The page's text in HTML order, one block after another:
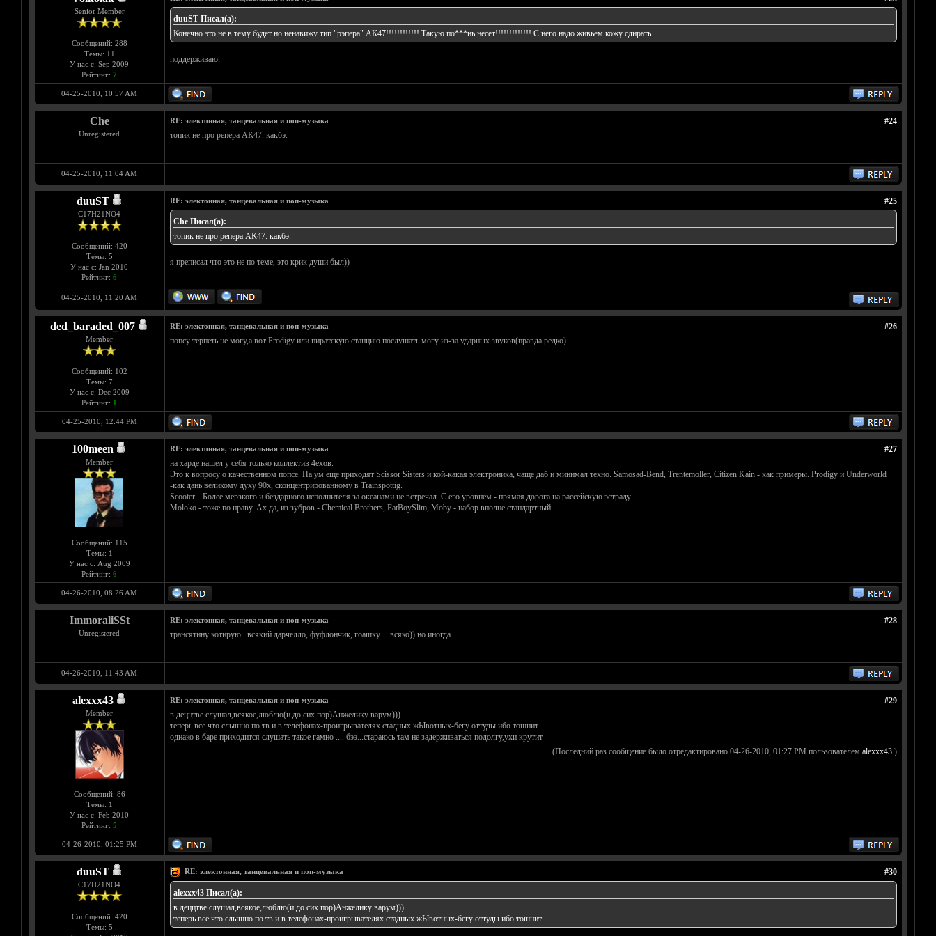
Senior Member
Сообщений: 288
Темы: 11
У нас с: Sep 2009
Рейтинг: 7
duuST Писал(а):
Конечно это не в тему будет но ненавижу тип "рэпера" АК47!!!!!!!!!!!! Такую по***нь несет!!!!!!!!!!!!! С него надо живьем кожу сдирать
поддерживаю.
04-25-2010, 10:57 AM
Che
Unregistered
#24
RE: электонная, танцевальная и поп-музыка
топик не про репера АК47. какбэ.
04-25-2010, 11:04 AM
duuST
С17H21NO4
Сообщений: 420
Темы: 5
У нас с: Jan 2010
Рейтинг: 6
#25
RE: электонная, танцевальная и поп-музыка
Che Писал(а):
топик не про репера АК47. какбэ.
я преписал что это не по теме, это крик души был))
04-25-2010, 11:20 AM
ded_baraded_007
Member
Сообщений: 102
Темы: 7
У нас с: Dec 2009
Рейтинг: 1
#26
RE: электонная, танцевальная и поп-музыка
попсу терпеть не могу,а вот Prodigy или пиратскую станцию послушать могу из-за ударных звуков(правда редко)
04-25-2010, 12:44 PM
100meen
Member
Сообщений: 115
Темы: 1
У нас с: Aug 2009
Рейтинг: 6
#27
RE: электонная, танцевальная и поп-музыка
на харде нашел у себя только коллектив 4ехов.
Это к вопросу о качественном попсе. На ум еще приходят Scissor Sisters и кой-какая электроника, чаще даб и минимал техно. Samosad-Bend, Trentemoller, Citizen Kain - как примеры. Prodigy и Underworld
-как дань великому духу 90х, сконцентрированному в Trainspottig.
Scooter... Более мерзкого и бездарного исполнителя за океанами не встречал. С его уровнем - прямая дорога на рассейскую эстраду.
Moloko - тоже по нраву. Ах да, из зубров - Chemical Brothers, FatBoySlim, Moby - набор вполне стандартный.
04-26-2010, 08:26 AM
ImmoraliSSt
Unregistered
#28
RE: электонная, танцевальная и поп-музыка
трансятину котирую.. всякий дарчелло, фуфлончик, гоашку.... всяко)) но иногда
04-26-2010, 11:43 AM
alexxx43
Member
Сообщений: 86
Темы: 1
У нас с: Feb 2010
Рейтинг: 5
#29
RE: электонная, танцевальная и поп-музыка
в деццтве слушал,всякое,люблю(и до сих пор)Анжелику варум)))
теперь все что слышно по тв и в телефонах-проигрывателях стадных жЫвотных-бегу оттуды ибо тошнит
однако в баре приходится слушать такое гамно .... бээ...стараюсь там не задерживаться подолгу,ухи крутит
(Последний раз сообщение было отредактировано 04-26-2010, 01:27 PM пользователем alexxx43.)
04-26-2010, 01:25 PM
duuST
С17H21NO4
Сообщений: 420
Темы: 5
#30
RE: электонная, танцевальная и поп-музыка
alexxx43 Писал(а):
в деццтве слушал,всякое,люблю(и до сих пор)Анжелику варум)))
теперь все что слышно по тв и в телефонах-проигрывателях стадных жЫвотных-бегу оттуды ибо тошнит